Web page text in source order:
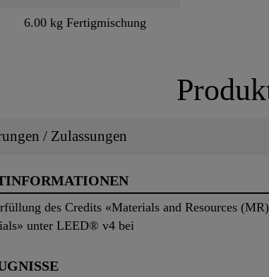
6.00 kg Fertigmischung
/ Zulassungen
des Credits «Materials and Resources
unter LEED® v4 bei